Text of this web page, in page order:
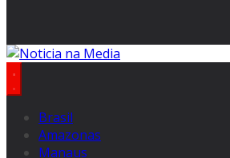
Brasil
Amazonas
Manaus